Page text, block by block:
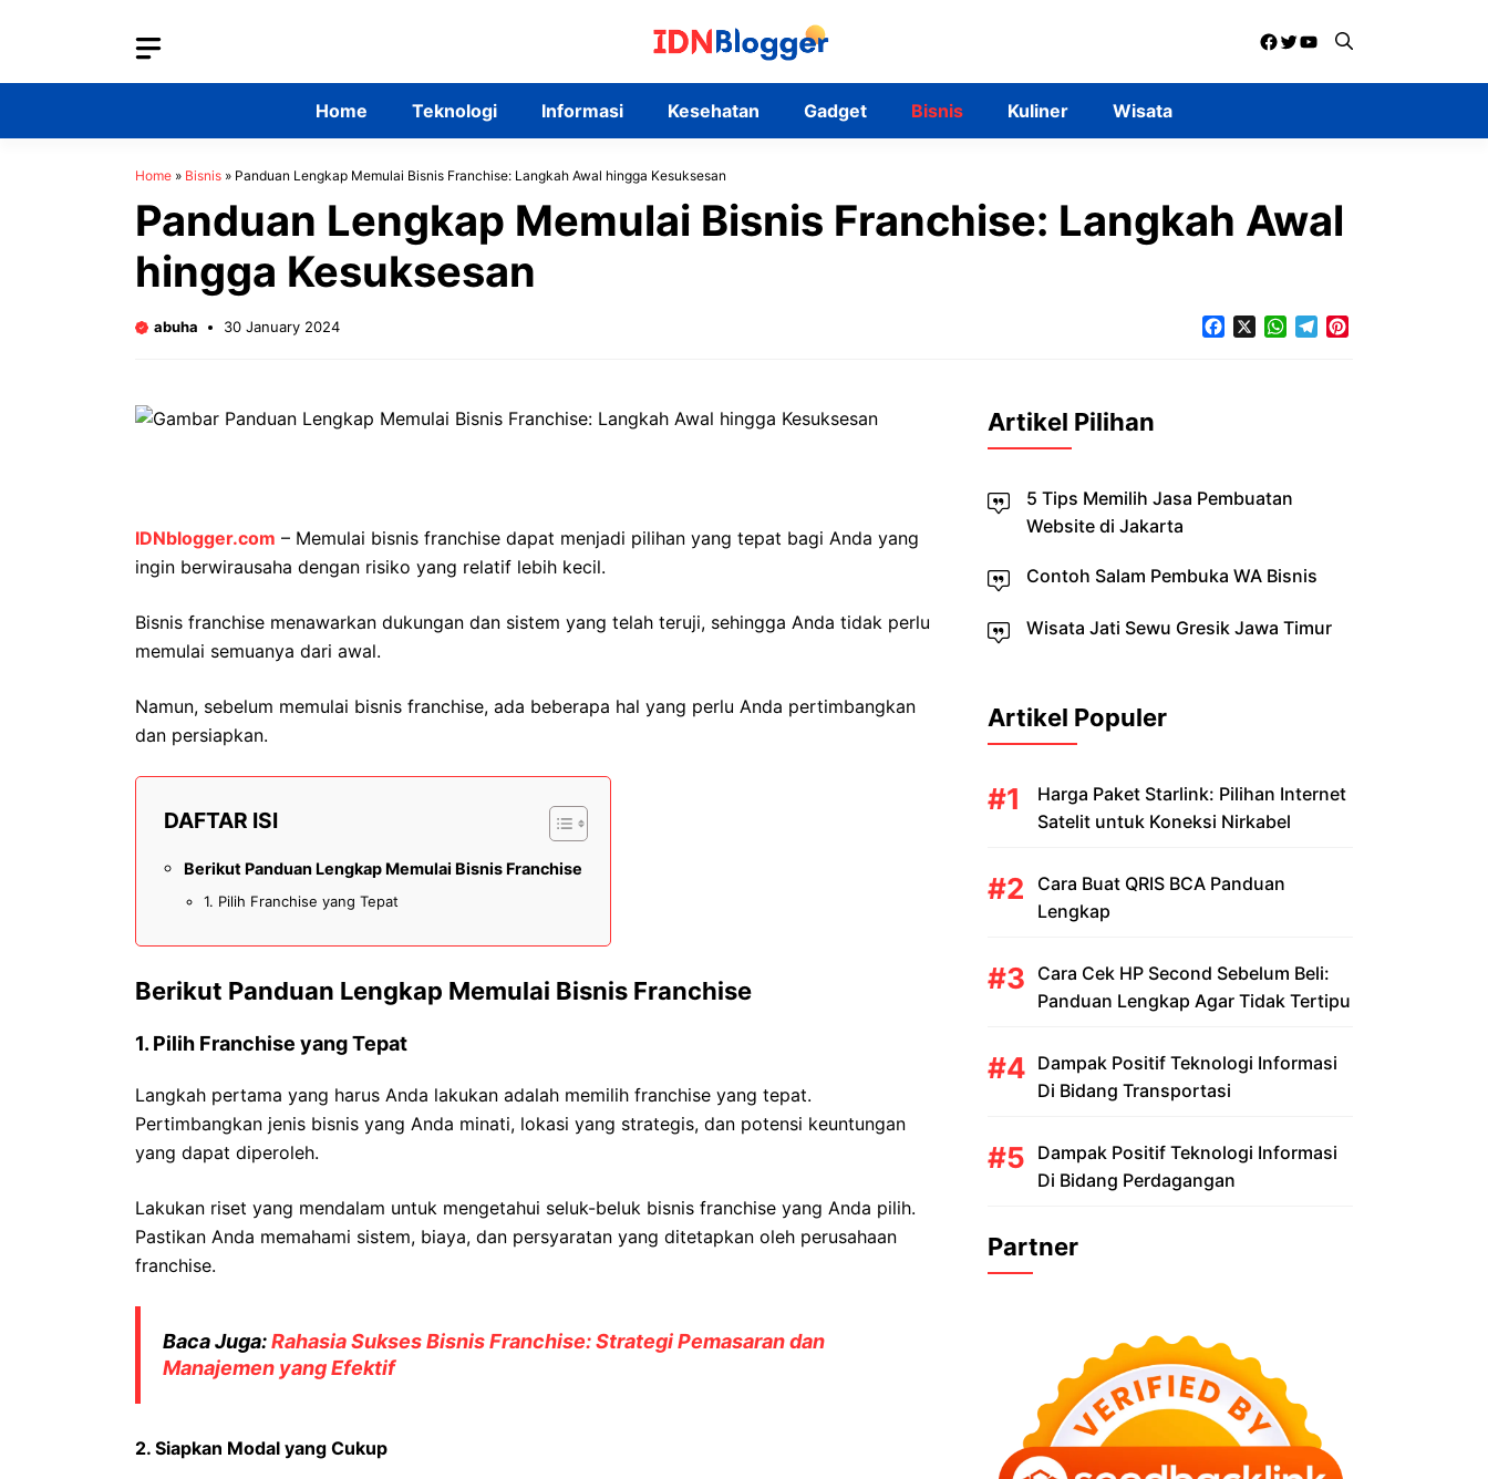
Facebook
Twitter
YouTube
Home Teknologi Informasi Kesehatan Gadget Bisnis Kuliner Wisata
Home » Bisnis » Panduan Lengkap Memulai Bisnis Franchise: Langkah Awal hingga Kesuksesan
Panduan Lengkap Memulai Bisnis Franchise: Langkah Awal
hingga Kesuksesan
abuha 30 January 2024 FacebookWhatsApp
Telegram
IDNblogger.com – Memulai bisnis franchise dapat menjadi pilihan yang tepat bagi Anda yang
ingin berwirausaha dengan risiko yang relatif lebih kecil.
Bisnis franchise menawarkan dukungan dan sistem yang telah teruji, sehingga Anda tidak perlu
memulai semuanya dari awal.
Namun, sebelum memulai bisnis franchise, ada beberapa hal yang perlu Anda pertimbangkan
dan persiapkan.
DAFTAR ISI
Berikut Panduan Lengkap Memulai Bisnis Franchise
1. Pilih Franchise yang Tepat
Berikut Panduan Lengkap Memulai Bisnis Franchise
1. Pilih Franchise yang Tepat
Langkah pertama yang harus Anda lakukan adalah memilih franchise yang tepat.
Pertimbangkan jenis bisnis yang Anda minati, lokasi yang strategis, dan potensi keuntungan
yang dapat diperoleh.
Lakukan riset yang mendalam untuk mengetahui seluk-beluk bisnis franchise yang Anda pilih.
Pastikan Anda memahami sistem, biaya, dan persyaratan yang ditetapkan oleh perusahaan
franchise.
Baca Juga:Rahasia Sukses Bisnis Franchise: Strategi Pemasaran dan
Manajemen yang Efektif
2. Siapkan Modal yang Cukup
Artikel Pilihan
5 Tips Memilih Jasa Pembuatan
Website di Jakarta
Contoh Salam Pembuka WA Bisnis
Wisata Jati Sewu Gresik Jawa Timur
Artikel Populer
Harga Paket Starlink: Pilihan Internet
Satelit untuk Koneksi Nirkabel
Cara Buat QRIS BCA Panduan
Lengkap
Cara Cek HP Second Sebelum Beli:
Panduan Lengkap Agar Tidak Tertipu
Dampak Positif Teknologi Informasi
Di Bidang Transportasi
Dampak Positif Teknologi Informasi
Di Bidang Perdagangan
Partner